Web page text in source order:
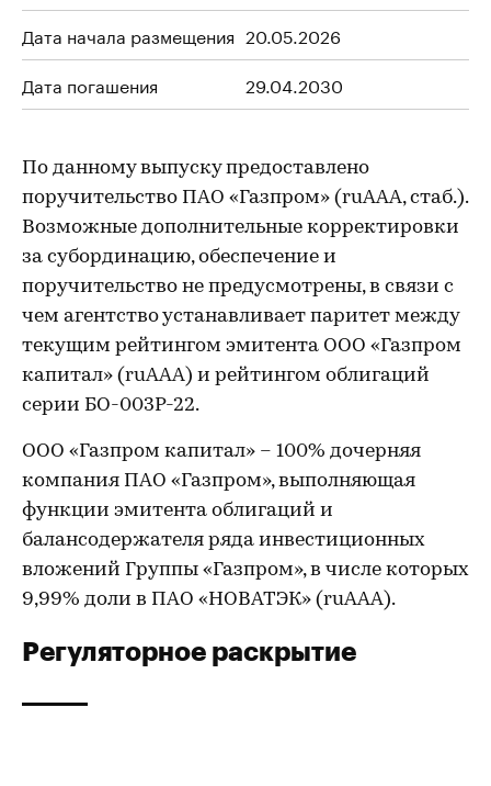
Дата начала размещения 20.05.2026
Дата погашения
29.04.2030
По данному выпуску предоставлено
поручительство ПАО «Газпром» (ruAAA, стаб.).
Возможные дополнительные корректировки
за субординацию, обеспечение и
поручительство не предусмотрены, в связи с
чем агентство устанавливает паритет между
текущим рейтингом эмитента ООО «Газпром
капитал» (ruAAA) и рейтингом облигаций
серии БО-003Р-22.
ООО «Газпром капитал» – 100% дочерняя
компания ПАО «Газпром», выполняющая
функции эмитента облигаций и
балансодержателя ряда инвестиционных
вложений Группы «Газпром», в числе которых
9,99% доли в ПАО «НОВАТЭК» (ruAAA).
Регуляторное раскрытие